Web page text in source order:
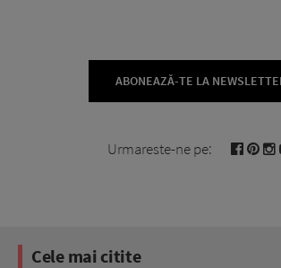
ABONEAZĂ-TE LA
Urmareste-ne pe:
Cele mai citite